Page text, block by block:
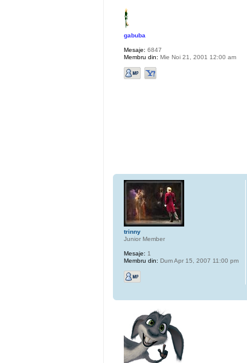
gabuba
Mesaje: 6847
Membru din: Mie Noi 21, 2001 12:00 am
trinny
Junior Member
Mesaje: 1
Membru din: Dum Apr 15, 2007 11:00 pm